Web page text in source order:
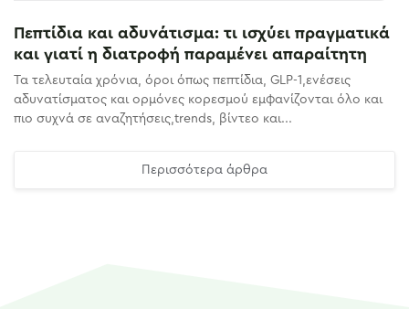
Πεπτίδια και αδυνάτισμα: τι ισχύει πραγματικά
και γιατί η διατροφή παραμένει απαραίτητη
Τα τελευταία χρόνια, όροι όπως πεπτίδια, GLP-1,ενέσεις
αδυνατίσματος και ορμόνες κορεσμού εμφανίζονται όλο και
πιο συχνά σε αναζητήσεις,trends, βίντεο και...
Περισσότερα άρθρα